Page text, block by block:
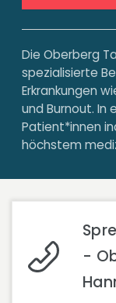
Die Oberberg
spezialisierte
Erkrankungen
und Burnout.
Patient*innen
höchstem
-